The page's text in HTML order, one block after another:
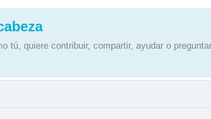
tú, quiere contribuir, compartir, ayudar o